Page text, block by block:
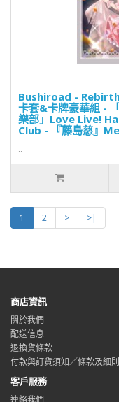
Bushiroad -
卡套&卡牌豪華組 -
樂部」Love Live!
Club - 『藤島慈』
..
1 2 >
>|
商店資訊
關於我們
配送信息
退換貨條款
付款與訂貨須知／條款及細則
客戶服務
連絡我們